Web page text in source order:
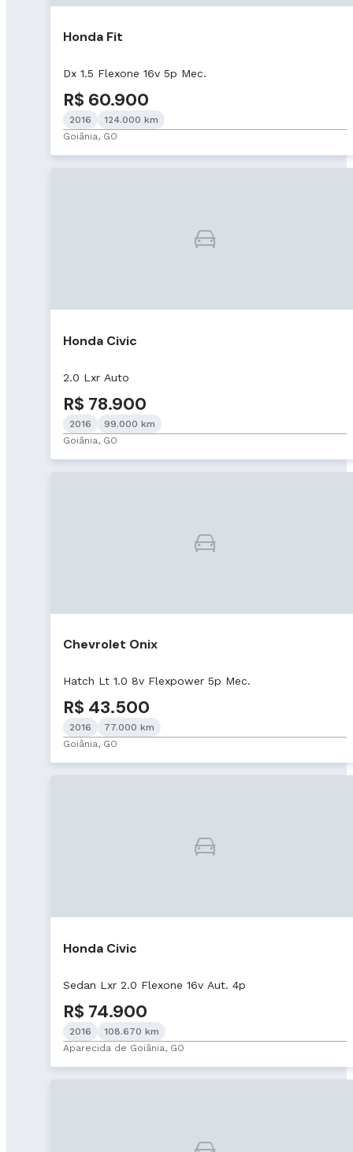
Honda Fit
Dx 1.5 Flexone 16v 5p Mec.
R$ 60.900
2016
124.000 km
Goiânia, GO
Honda Civic
2.0 Lxr Auto
R$ 78.900
2016
99.000 km
Goiânia, GO
Chevrolet Onix
Hatch Lt 1.0 8v Flexpower 5p Mec.
R$ 43.500
2016
77.000 km
Goiânia, GO
Honda Civic
Sedan Lxr 2.0 Flexone 16v Aut. 4p
R$ 74.900
2016
108.670 km
Aparecida de Goiânia, GO